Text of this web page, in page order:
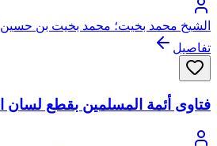
الشيخ محمد بخيت؛ محمد بخيت بن حسين
تفاصيل
فتاوى أئمة المسلمين بقطع لسان